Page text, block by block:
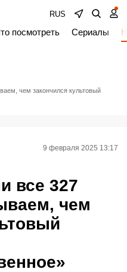
RUS
посмотреть Сериалы
чем закончился культовый
все 327
чем
9 февраля 2025 13:17